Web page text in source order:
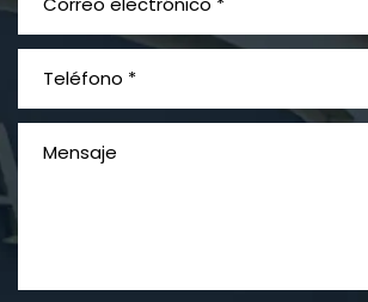
¿Qué es el mesotelioma?